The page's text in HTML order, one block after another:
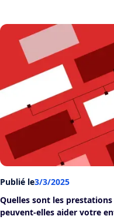
Publié le3/3/2025
Quelles sont les
peuvent-elles aider votre